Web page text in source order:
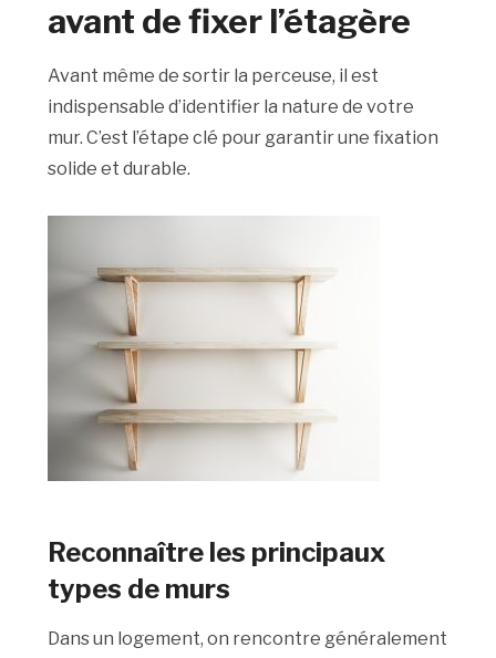
avant de fixer l’étagère
Avant même de sortir la perceuse, il est
indispensable d’identifier la nature de votre
mur. C’est l’étape clé pour garantir une fixation
solide et durable.
Reconnaître les principaux
types de murs
Dans un logement, on rencontre généralement